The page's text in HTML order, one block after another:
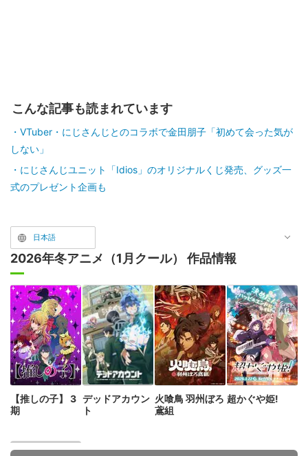
こんな記事も読まれています
VTuber・にじさんじとのコラボで金田朋子「初めて会った気が
しない」
にじさんじユニット「Idios」のオリジナルくじ発売、グッズ一
式のプレゼント企画も
日本語
2026年冬アニメ（1月クール） 作品情報
【推しの子】 3
期
デッドアカウン
ト
火喰鳥 羽州ぼろ
鳶組
超かぐや姫!